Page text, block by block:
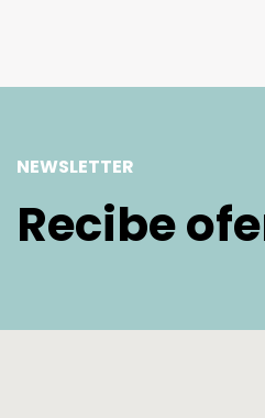
NEWSLETTER
Recibe